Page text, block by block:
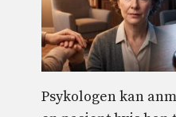
Psykologen kan